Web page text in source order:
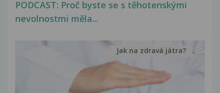
PODCAST: Proč byste se s těhotenskými
nevolnostmi měla...
Jak na zdravá játra?